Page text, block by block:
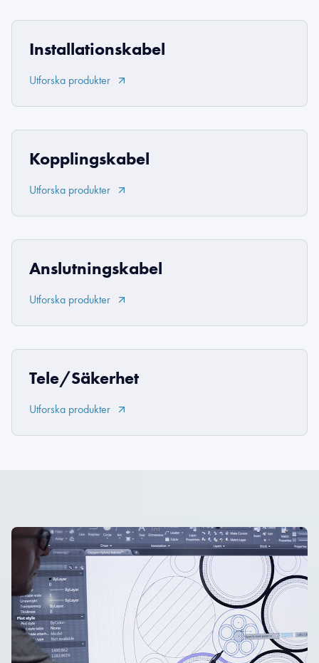
Installationskabel
Utforska produkter
Kopplingskabel
Utforska produkter
Anslutningskabel
Utforska produkter
Tele/Säkerhet
Utforska produkter